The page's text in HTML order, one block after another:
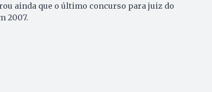
ainda que o último concurso para juiz do
2007.